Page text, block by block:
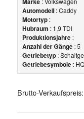
Automodell : Caddy
Motortyp :
Hubraum : 1,9 TDI
Produktionsjahre :
Anzahl der Gänge : 5
Getriebetyp :
Getriebesymbole :
Brutto-Verkaufspreis: